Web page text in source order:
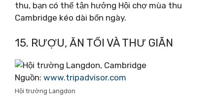
thu, bạn có thể tận hưởng Hội chợ mùa thu
Cambridge kéo dài bốn ngày.
15. RƯỢU, ĂN TỐI VÀ THƯ GIÃN
Nguồn: www.tripadvisor.com
Hội trường Langdon